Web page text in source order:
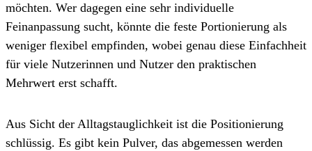
möchten. Wer dagegen eine sehr individuelle
Feinanpassung sucht, könnte die feste Portionierung als
weniger flexibel empfinden, wobei genau diese Einfachheit
für viele Nutzerinnen und Nutzer den praktischen
Mehrwert erst schafft.
Aus Sicht der Alltagstauglichkeit ist die Positionierung
schlüssig. Es gibt kein Pulver, das abgemessen werden